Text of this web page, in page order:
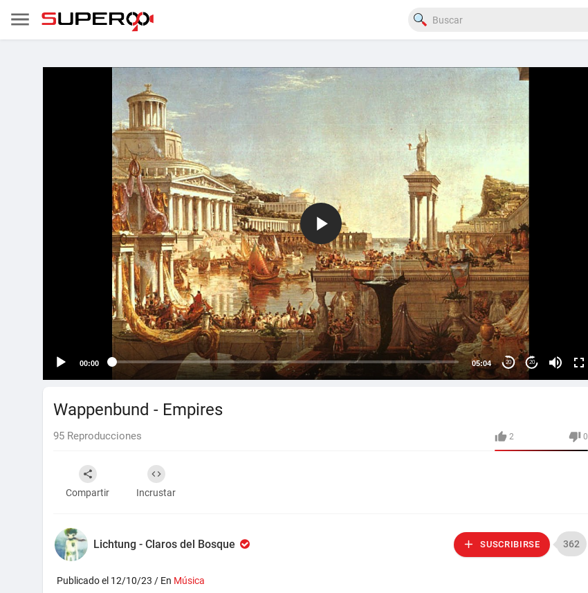
00:00 05:04 20 20
Wappenbund - Empires
2 0
95 Reproducciones
Compartir Incrustar
Lichtung - Claros del Bosque SUSCRIBIRSE 362
Publicado el 12/10/23 / En Música